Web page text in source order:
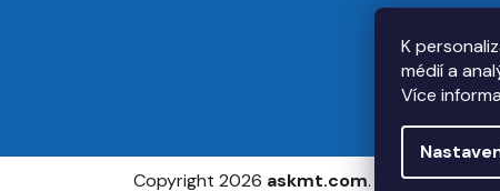
K
médií a
Více
Copyright 2026 askmt.com. Všechna práva